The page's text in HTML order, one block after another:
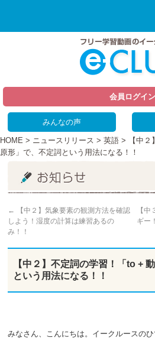
会員ログイン
みんなの声
HOME > ニュースリリース > 英語 > 【中２
原形」で、不定詞という用法になる！！
←
【中２】気象要素の観測方法を確認
しよう！湿度の計算は練習あるの
み！！
【
ギー
【中２】不定詞の学習！「to +
という用法になる！！
みなさん、こんにちは。イークルースのひ